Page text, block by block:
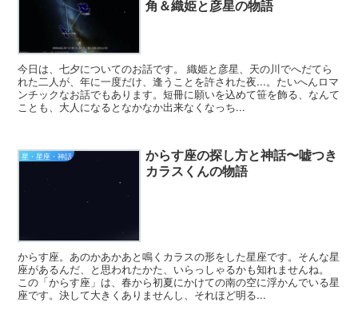
角＆織姫と彦星の物語
今日は、七夕についてのお話です。 織姫と彦星、天の川でへだてら
れた二人が、年に一度だけ、逢うことを許された夜...。たいへんロマ
ンチックなお話でもあります。短冊に願いを込めて笹を飾る、なんて
ことも、大人になるとなかなか出来なくなっち...
星・星座・神話
からす座の探し方と神話〜嘘つき
カラスくんの物語
からす座。あのかあかあと鳴くカラスの形をした星座です。そんな星
座があるんだ、と思われたかた、いらっしゃるかも知れませんね。
この「からす座」は、春から初夏にかけての南の空に浮かんでいる星
座です。決して大きくありませんし、それほど明る...